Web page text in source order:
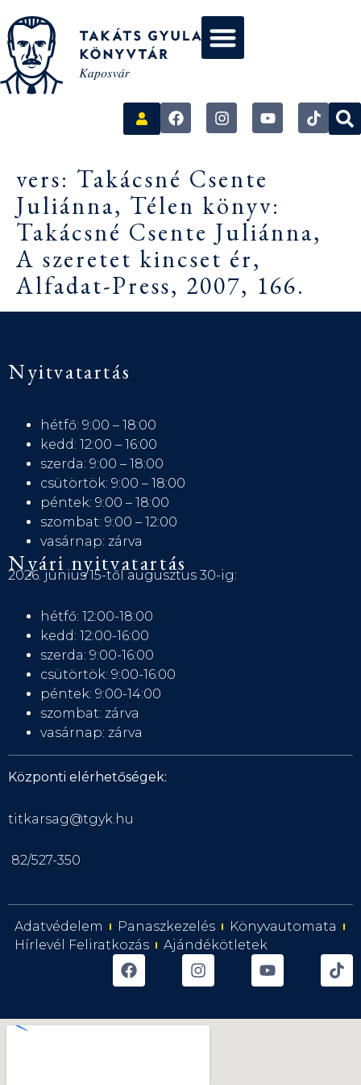
vers: Takácsné Csente
Juliánna, Télen könyv:
Takácsné Csente Juliánna,
A szeretet kincset ér,
Alfadat-Press, 2007, 166.
Nyitvatartás
hétfő: 9:00 – 18:00
kedd: 12:00 – 16:00
szerda: 9:00 – 18:00
csütörtök: 9:00 – 18:00
péntek: 9:00 – 18:00
szombat: 9:00 – 12:00
vasárnap: zárva
Nyári nyitvatartás
2026. június 15-től augusztus 30-ig:
hétfő: 12:00-18:00
kedd: 12:00-16:00
szerda: 9:00-16:00
csütörtök: 9:00-16:00
péntek: 9:00-14:00
szombat: zárva
vasárnap: zárva
Központi elérhetőségek:
titkarsag@tgyk.hu
82/527-350
Adatvédelem Panaszkezelés
Könyvautomata
Hírlevél Feliratkozás
Ajándékötletek